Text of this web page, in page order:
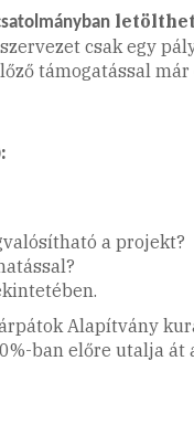
csak egy
támogatással már
a projekt?
Alapítvány
ban előre utalja